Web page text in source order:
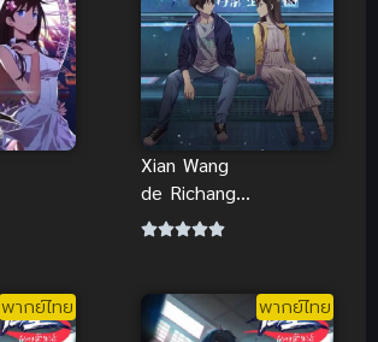
Xian Wang
de Richang
Shenghuo 2
เซียน ภาค 2
พากย์ไทย พากย์ไทย